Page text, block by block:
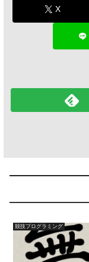
X
競技プログラミング